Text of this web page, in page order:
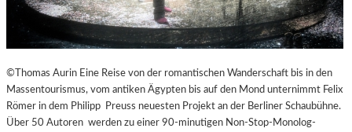
©Thomas Aurin Eine Reise von der romantischen Wanderschaft bis in den
Massentourismus, vom antiken Ägypten bis auf den Mond unternimmt Felix
Römer in dem Philipp Preuss neuesten Projekt an der Berliner Schaubühne.
Über 50 Autoren werden zu einer 90-minutigen Non-Stop-Monolog-